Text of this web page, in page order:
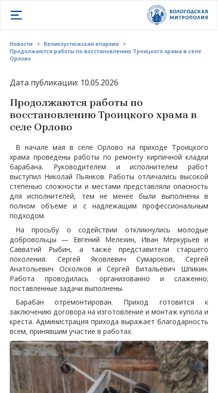
Открыть меню
Новости > Великоустюжская епархия
>
Продолжаются работы по восстановлению Троицкого храма в селе
Орлово
Дата публикации: 10.05.2026
Продолжаются работы по
восстановлению Троицкого храма в
селе Орлово
В начале мая в селе Орлово на приходе Троицкого
храма проведены работы по ремонту кирпичной кладки
барабана. Руководителем и исполнителем работ
выступил Николай Пьянков. Работы отличались высокой
степенью сложности и местами представляли опасность
для исполнителей, тем не менее были выполнены в
полном объёме и с надлежащим профессиональным
подходом.
На просьбу о содействии откликнулись молодые
добровольцы — Евгений Мелехин, Иван Меркурьев и
Савватий Рыбин, а также представители старшего
поколения: Сергей Яковлевич Сумароков, Сергей
Анатольевич Осколков и Сергей Витальевич Шпикин.
Работа проводилась организованно и слаженно;
поставленные задачи выполнены.
Барабан отремонтирован. Приход готовится к
заключению договора на изготовление и монтаж купола и
креста. Администрация прихода выражает благодарность
всем, принявшим участие в работах.